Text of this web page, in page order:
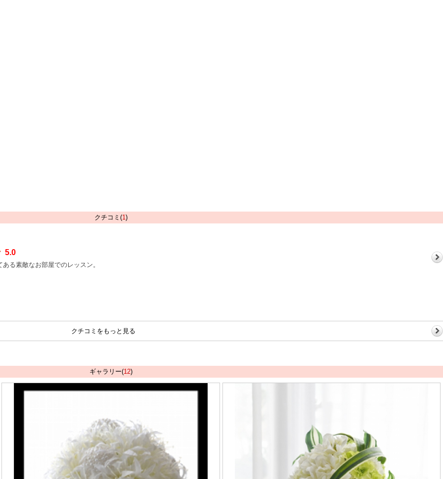
クチコミ(1)
5.0
る素敵なお部屋でのレッスン。
クチコミをもっと見る
ギャラリー(12)